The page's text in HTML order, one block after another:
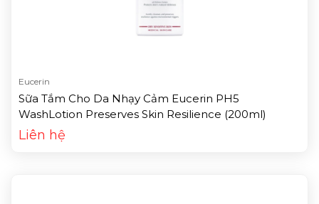
Eucerin
Sữa Tắm Cho Da Nhạy Cảm Eucerin PH5
WashLotion Preserves Skin Resilience (200ml)
Liên hệ